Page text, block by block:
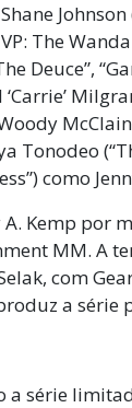
Johnson
The
Deuce”,
Tonodeo
como
Kemp
MM.
com
a série
série